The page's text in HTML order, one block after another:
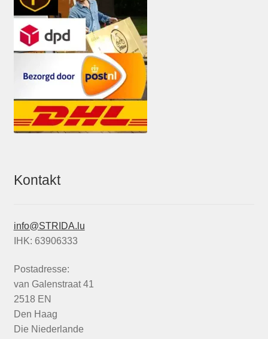
Kontakt
info@STRIDA.lu
IHK: 63906333
Postadresse:
van Galenstraat 41
2518 EN
Den Haag
Die Niederlande